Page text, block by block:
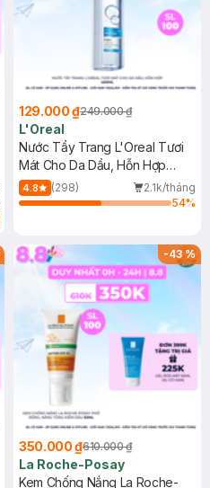
129.000 ₫249.000 ₫
L'Oreal
Nước Tẩy Trang L'Oreal Tươi
Mát Cho Da Dầu, Hỗn Hợp
400ml
4.8 (298)
2.1k/tháng
54%
-43%
350.000 ₫610.000 ₫
La Roche-Posay
Kem Chống Nắng La Roche-